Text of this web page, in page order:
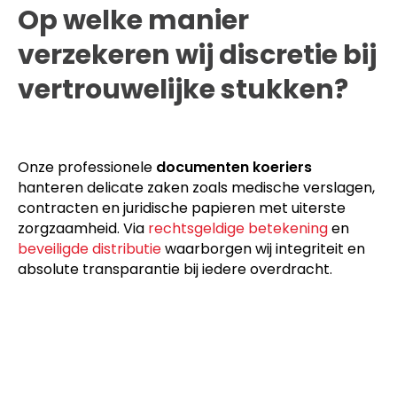
Op welke manier
verzekeren wij discretie bij
vertrouwelijke stukken?
Onze professionele documenten koeriers
hanteren delicate zaken zoals medische verslagen,
contracten en juridische papieren met uiterste
zorgzaamheid. Via rechtsgeldige betekeningen
beveiligde distributiewaarborgen wij integriteit en
absolute transparantie bij iedere overdracht.